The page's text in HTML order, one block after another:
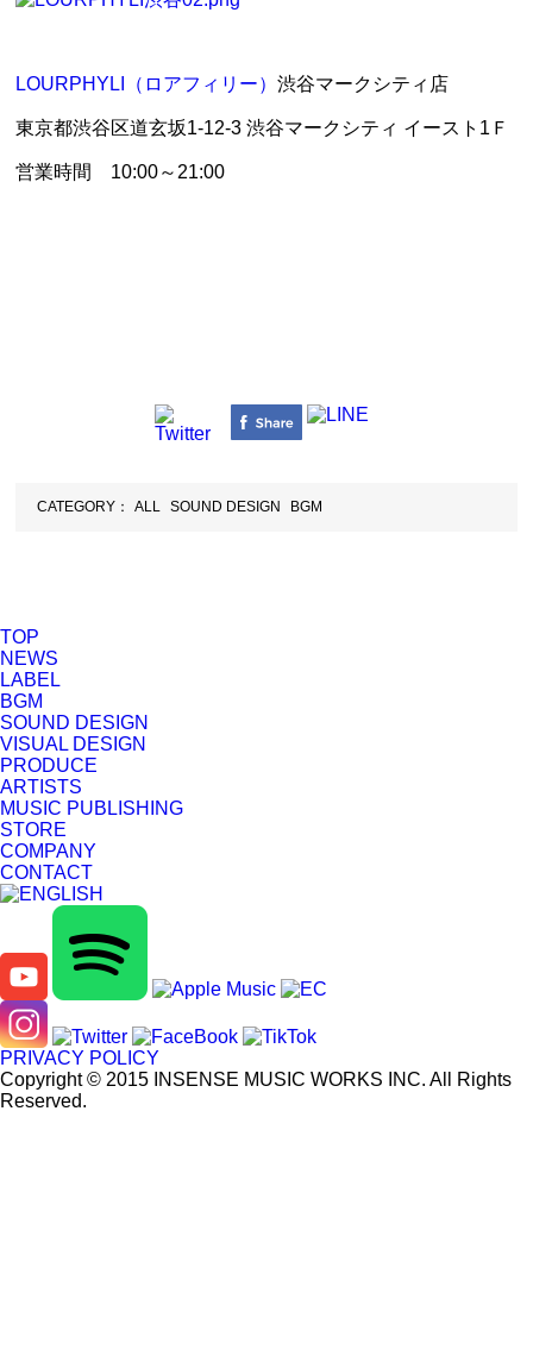
LOURPHYLI（ロアフィリー）渋谷マークシティ店
東京都渋谷区道玄坂1-12-3 渋谷マークシティ イースト1Ｆ
営業時間 10:00～21:00
CATEGORY： ALL SOUND DESIGN BGM
TOP
NEWS
LABEL
BGM
SOUND DESIGN
VISUAL DESIGN
PRODUCE
ARTISTS
MUSIC PUBLISHING
STORE
COMPANY
CONTACT
PRIVACY POLICY
Copyright © 2015 INSENSE MUSIC WORKS INC. All Rights
Reserved.